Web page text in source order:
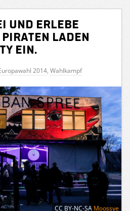
und erlebe
laden
ein.
2014, Wahlkampf
CC BY-NC-SA Moossye